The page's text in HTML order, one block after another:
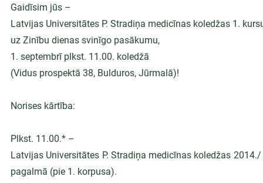
Gaidīsim jūs –
Latvijas Universitātes P. Stradiņa medicīnas koledžas 1.
uz Zinību dienas svinīgo pasākumu,
1. septembrī plkst. 11.00. koledžā
(Vidus prospektā 38, Bulduros, Jūrmalā)!
Norises kārtība:
Plkst. 11.00.* –
Latvijas Universitātes P. Stradiņa medicīnas koledžas
pagalmā (pie 1. korpusa).